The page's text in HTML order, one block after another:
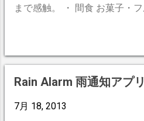
にはそれなりの結果が待って
「やらなくては！」という意
のは大変なことですが、病気
簡単なことです。 必要な物を
まで感触。 ・ 間食 お菓子・
夕食 外食。豚生姜焼き定食
食べました。 ・ 運動 全くし
分。それ以上の距離は車で。
ダメです。 ・ 仕事 夜7時から
Rain Alarm 雨通知アプリ
7月 18, 2013